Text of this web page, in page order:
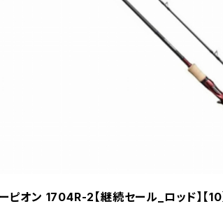
ピオン 1704R-2【継続セール_ロッド】【10